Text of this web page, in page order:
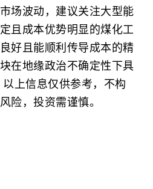
场波动，建议关注大型能
且成本优势明显的煤化工
好且能顺利传导成本的精
在地缘政治不确定性下具
上信息仅供参考，不构
险，投资需谨慎。